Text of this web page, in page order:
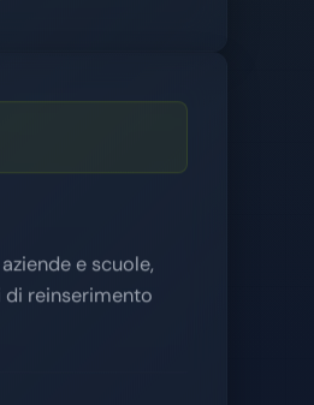
e scuole,
reinserimento